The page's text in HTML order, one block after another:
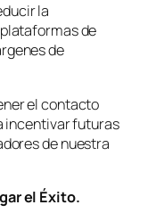
la
de
de
el contacto
incentivar futuras
de nuestra
el Éxito.